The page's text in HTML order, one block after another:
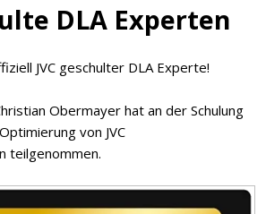
DLA Experten
JVC geschulter DLA Experte!
Obermayer hat an der Schulung
von JVC
teilgenommen.